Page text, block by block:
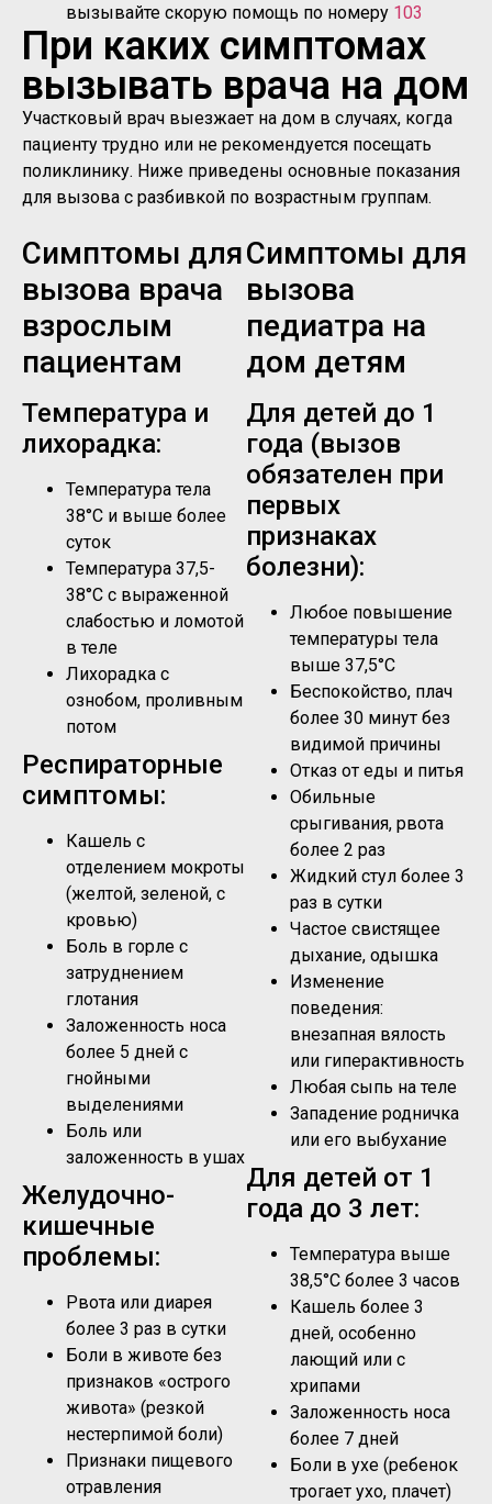
вызывайте скорую помощь по номеру 103
При каких симптомах
вызывать врача на дом
Участковый врач выезжает на дом в случаях, когда
пациенту трудно или не рекомендуется посещать
поликлинику. Ниже приведены основные показания
для вызова с разбивкой по возрастным группам.
Симптомы для
вызова врача
взрослым
пациентам
Температура и
лихорадка:
Температура тела
38°C и выше более
суток
Температура 37,5-
38°C с выраженной
слабостью и ломотой
в теле
Лихорадка с
ознобом, проливным
потом
Респираторные
симптомы:
Кашель с
отделением мокроты
(желтой, зеленой, с
кровью)
Боль в горле с
затруднением
глотания
Заложенность носа
более 5 дней с
гнойными
выделениями
Боль или
заложенность в ушах
Желудочно-
кишечные
проблемы:
Рвота или диарея
более 3 раз в сутки
Боли в животе без
признаков «острого
живота» (резкой
нестерпимой боли)
Признаки пищевого
отравления
Симптомы для
вызова
педиатра на
дом детям
Для детей до 1
года (вызов
обязателен при
первых
признаках
болезни):
Любое повышение
температуры тела
выше 37,5°C
Беспокойство, плач
более 30 минут без
видимой причины
Отказ от еды и питья
Обильные
срыгивания, рвота
более 2 раз
Жидкий стул более 3
раз в сутки
Частое свистящее
дыхание, одышка
Изменение
поведения:
внезапная вялость
или гиперактивность
Любая сыпь на теле
Западение родничка
или его выбухание
Для детей от 1
года до 3 лет:
Температура выше
38,5°C более 3 часов
Кашель более 3
дней, особенно
лающий или с
хрипами
Заложенность носа
более 7 дней
Боли в ухе (ребенок
трогает ухо, плачет)